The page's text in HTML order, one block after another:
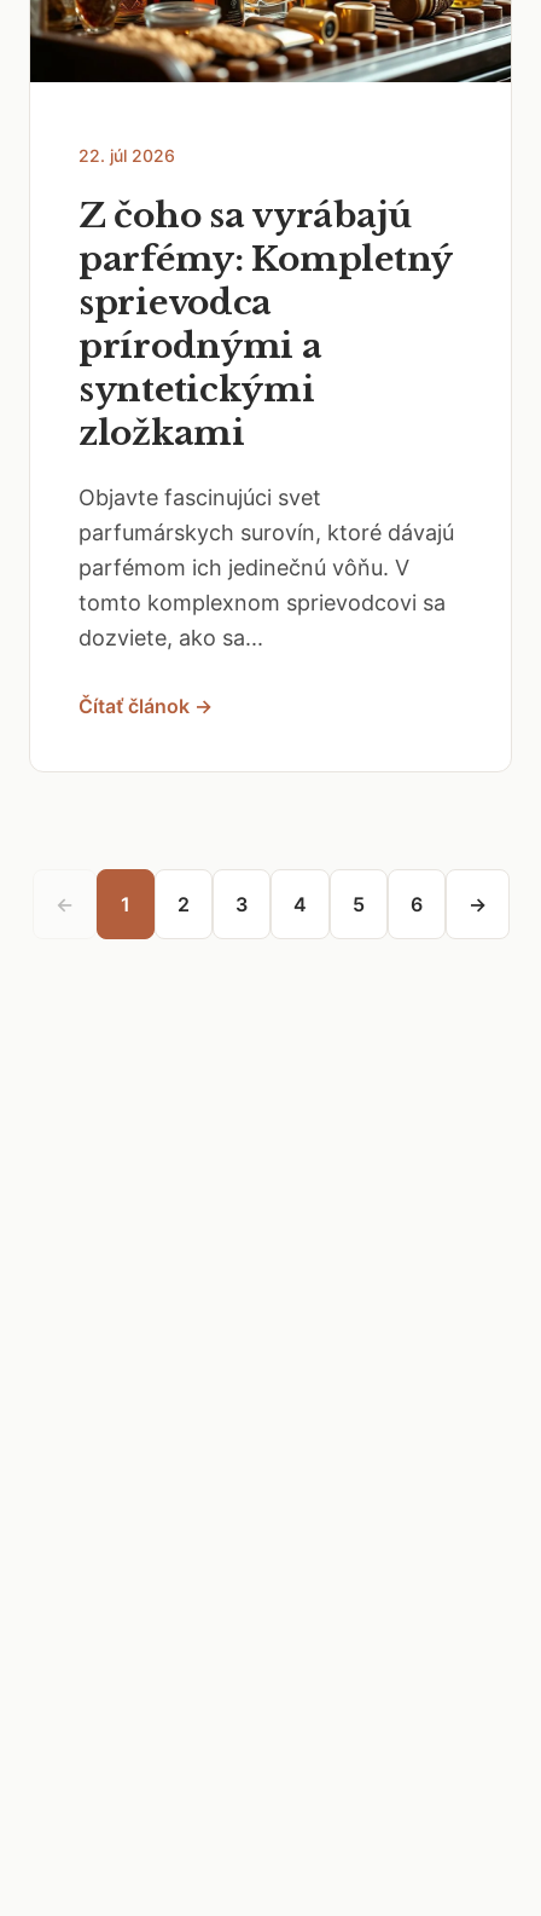
22. júl 2026
Z čoho sa vyrábajú
parfémy: Kompletný
sprievodca
prírodnými a
syntetickými
zložkami
Objavte fascinujúci svet
parfumárskych surovín, ktoré dávajú
parfémom ich jedinečnú vôňu. V
tomto komplexnom sprievodcovi sa
dozviete, ako sa...
Čítať článok →
← 1 2 3 4 5 6 →